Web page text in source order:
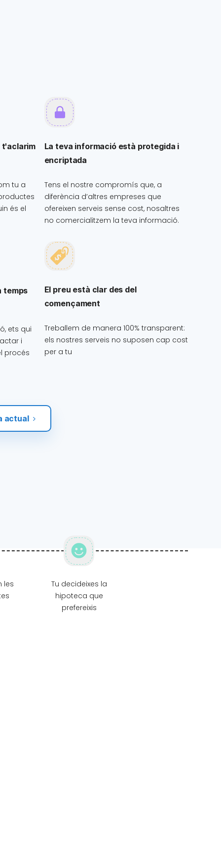
t'aclarim
tu a
és el
La teva informació està protegida i
encriptada
Tens el nostre compromís que, a
diferència d’altres empreses que
ofereixen serveis sense cost, nosaltres
no comercialitzem la teva informació.
temps
ets qui
i
procés
El preu està clar des del
començament
Treballem de manera 100% transparent:
els nostres serveis no suposen cap cost
per a tu
actual
les
Tu decideixes la
hipoteca que
prefereixis